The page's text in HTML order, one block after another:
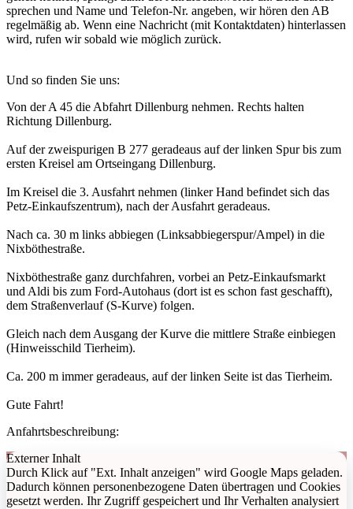
sprechen und Name und Telefon-Nr. angeben, wir hören den AB
regelmäßig ab. Wenn eine Nachricht (mit Kontaktdaten) hinterlassen
wird, rufen wir sobald wie möglich zurück.
Und so finden Sie uns:
Von der A 45 die Abfahrt Dillenburg nehmen. Rechts halten
Richtung Dillenburg.
Auf der zweispurigen B 277 geradeaus auf der linken Spur bis zum
ersten Kreisel am Ortseingang Dillenburg.
Im Kreisel die 3. Ausfahrt nehmen (linker Hand befindet sich das
Petz-Einkaufszentrum), nach der Ausfahrt geradeaus.
Nach ca. 30 m links abbiegen (Linksabbiegerspur/Ampel) in die
Nixböthestraße.
Nixböthestraße ganz durchfahren, vorbei an Petz-Einkaufsmarkt
und Aldi bis zum Ford-Autohaus (dort ist es schon fast geschafft),
dem Straßenverlauf (S-Kurve) folgen.
Gleich nach dem Ausgang der Kurve die mittlere Straße einbiegen
(Hinweisschild Tierheim).
Ca. 200 m immer geradeaus, auf der linken Seite ist das Tierheim.
Gute Fahrt!
Anfahrtsbeschreibung:
Externer Inhalt
Durch Klick auf "Ext. Inhalt anzeigen" wird Google Maps geladen.
Dadurch können personenbezogene Daten übertragen und Cookies
gesetzt werden. Ihr Zugriff gespeichert und Ihr Verhalten analysiert